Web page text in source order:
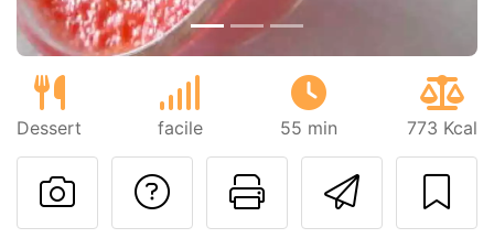
Dessert facile 55 min 773 Kcal
Imprimer
Poser une